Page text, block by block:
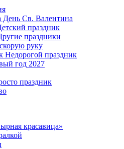
День Св. Валентина
праздник
праздники
руку
Недорогой праздник
год 2027
праздник
красавица»